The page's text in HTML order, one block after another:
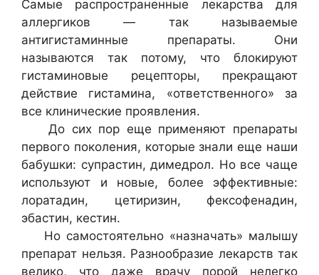
Самые распространенные лекарства для
аллергиков — так называемые
антигистаминные препараты. Они
называются так потому, что блокируют
гистаминовые рецепторы, прекращают
действие гистамина, «ответственного» за
все клинические проявления.
До сих пор еще применяют препараты
первого поколения, которые знали еще наши
бабушки: супрастин, димедрол. Но все чаще
используют и новые, более эффективные:
лоратадин, цетиризин, фексофенадин,
эбастин, кестин.
Но самостоятельно «назначать» малышу
препарат нельзя. Разнообразие лекарств так
велико, что даже врачу порой нелегко